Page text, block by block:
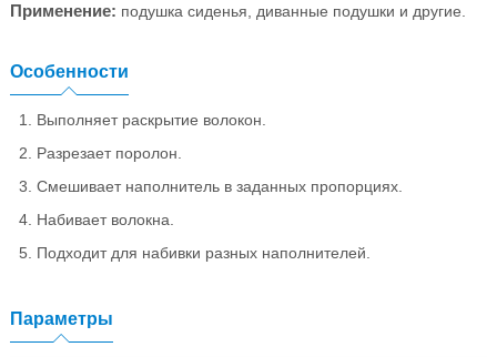
Применение: подушка сиденья, диванные подушки и другие.
Особенности
Выполняет раскрытие волокон.
Разрезает поролон.
Смешивает наполнитель в заданных пропорциях.
Набивает волокна.
Подходит для набивки разных наполнителей.
Параметры